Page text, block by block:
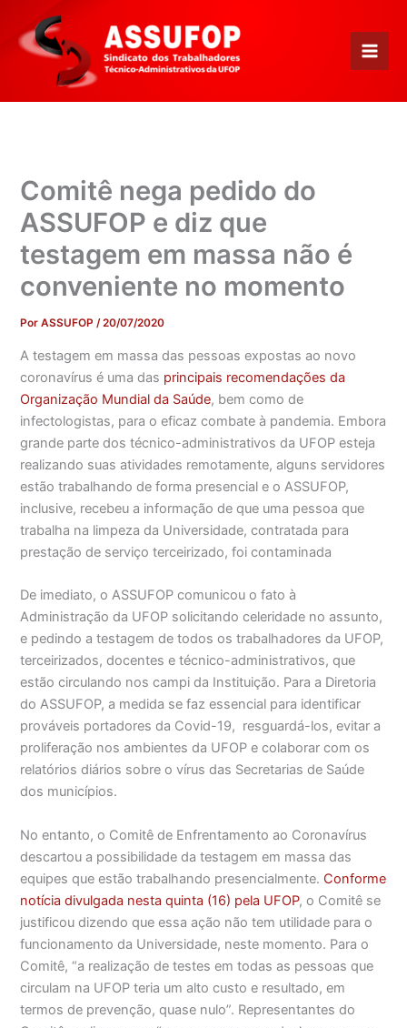
para
conteúdo
Comitê nega pedido do
ASSUFOP e diz que
testagem em massa não é
conveniente no momento
PorASSUFOP/20/07/2020
A testagem em massa das pessoas expostas ao novo
coronavírus é uma das principais recomendações da
Organização Mundial da Saúde, bem como de
infectologistas, para o eficaz combate à pandemia. Embora
grande parte dos técnico-administrativos da UFOP esteja
realizando suas atividades remotamente, alguns servidores
estão trabalhando de forma presencial e o ASSUFOP,
inclusive, recebeu a informação de que uma pessoa que
trabalha na limpeza da Universidade, contratada para
prestação de serviço terceirizado, foi contaminada
De imediato, o ASSUFOP comunicou o fato à
Administração da UFOP solicitando celeridade no assunto,
e pedindo a testagem de todos os trabalhadores da UFOP,
terceirizados, docentes e técnico-administrativos, que
estão circulando nos campi da Instituição. Para a Diretoria
do ASSUFOP, a medida se faz essencial para identificar
prováveis portadores da Covid-19, resguardá-los, evitar a
proliferação nos ambientes da UFOP e colaborar com os
relatórios diários sobre o vírus das Secretarias de Saúde
dos municípios.
No entanto, o Comitê de Enfrentamento ao Coronavírus
descartou a possibilidade da testagem em massa das
equipes que estão trabalhando presencialmente. Conforme
notícia divulgada nesta quinta (16) pela UFOP, o Comitê se
justificou dizendo que essa ação não tem utilidade para o
funcionamento da Universidade, neste momento. Para o
Comitê, “a realização de testes em todas as pessoas que
circulam na UFOP teria um alto custo e resultado, em
termos de prevenção, quase nulo”. Representantes do